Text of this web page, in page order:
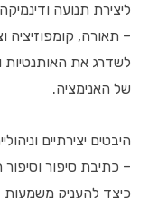
ליצירת תנועה
– תאורה, קומפוזיציה
לשדרג את האותנטיות
של האנימציה.
היבטים יצירתיים
– כתיבת סיפור וסיפור
כיצד להעניק משמעות